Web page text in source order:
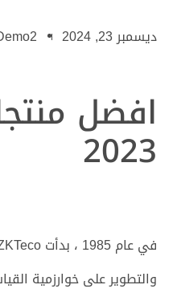
ديسمبر 23, 2024
2023
والتطوير على خوارزمية